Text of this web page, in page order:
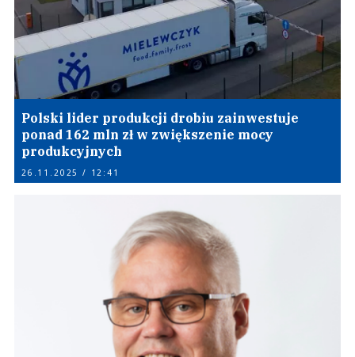
Polski lider produkcji drobiu zainwestuje
ponad 162 mln zł w zwiększenie mocy
produkcyjnych
26.11.2025 / 12:41